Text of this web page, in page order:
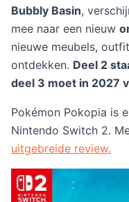
Bubbly Basin,
mee naar een nieuw
nieuwe meubels,
ontdekken. Deel 2
deel 3 moet in 2027
Pokémon Pokopia is
Nintendo Switch 2.
uitgebreide review.